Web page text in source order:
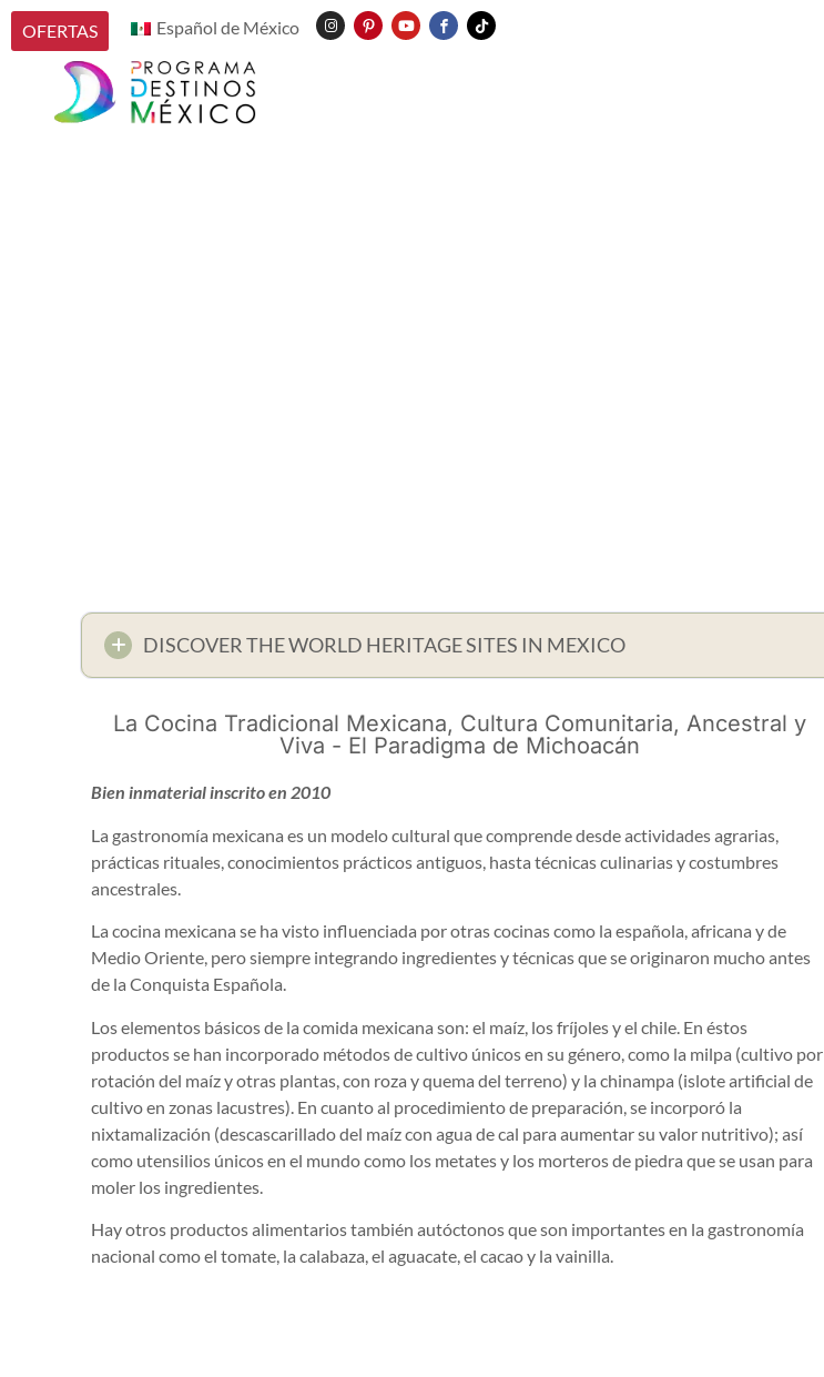
OFERTAS Español de México
DISCOVER THE WORLD HERITAGE SITES IN MEXICO
La Cocina Tradicional Mexicana, Cultura Comunitaria, Ancestral y
Viva - El Paradigma de Michoacán
Bien inmaterial inscrito en 2010
La gastronomía mexicana es un modelo cultural que comprende desde actividades agrarias,
prácticas rituales, conocimientos prácticos antiguos, hasta técnicas culinarias y costumbres
ancestrales.
La cocina mexicana se ha visto influenciada por otras cocinas como la española, africana y de
Medio Oriente, pero siempre integrando ingredientes y técnicas que se originaron mucho antes
de la Conquista Española.
Los elementos básicos de la comida mexicana son: el maíz, los fríjoles y el chile. En éstos
productos se han incorporado métodos de cultivo únicos en su género, como la milpa (cultivo por
rotación del maíz y otras plantas, con roza y quema del terreno) y la chinampa (islote artificial de
cultivo en zonas lacustres). En cuanto al procedimiento de preparación, se incorporó la
nixtamalización (descascarillado del maíz con agua de cal para aumentar su valor nutritivo); así
como utensilios únicos en el mundo como los metates y los morteros de piedra que se usan para
moler los ingredientes.
Hay otros productos alimentarios también autóctonos que son importantes en la gastronomía
nacional como el tomate, la calabaza, el aguacate, el cacao y la vainilla.